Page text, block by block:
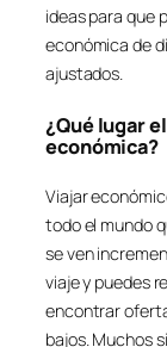
ideas para que
económica de
ajustados.
¿Qué lugar
económica?
Viajar
todo el mundo
se ven
viaje y puedes
encontrar
bajos. Muchos